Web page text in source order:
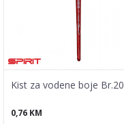
Kist za vodene boje Br.20
0,76 KM